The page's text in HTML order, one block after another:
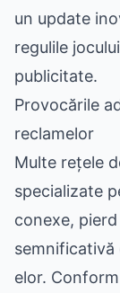
un update
regulile
publicitate.
Provocările
reclamelor
Multe rețele
specializate
conexe,
semnificativă
elor.